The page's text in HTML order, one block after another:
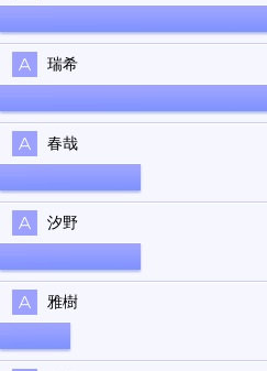
瑞希
春哉
汐野
雅樹